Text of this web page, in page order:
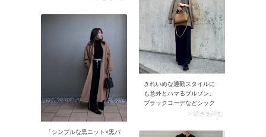
の方が雨がかかりにくくお
すすめ。
トバッグはうってつけ。好
みるのもおすすめです。
きれいめな通勤スタイルに
も意外とハマるブルゾン。
ブラックコーデなどシック
にまとめた上にブルゾンを
手持ち服でトライしやすい
> 続きを読む
「シンプルな黒ニット×黒パ